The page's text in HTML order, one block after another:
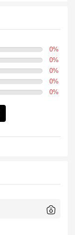
0%
0%
0%
0%
0%